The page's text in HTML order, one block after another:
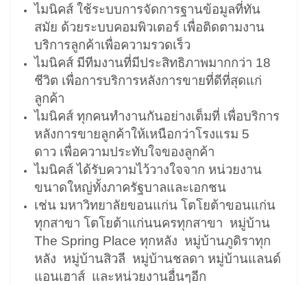
ไมนิคส์ ใช้ระบบการจัดการฐานข้อมูลที่ทัน
สมัย ด้วยระบบคอมพิวเตอร์ เพื่อติดตามงาน
บริการลูกค้าเพื่อความรวดเร็ว
ไมนิคส์ มีทีมงานที่มีประสิทธิภาพมากกว่า 18
ชีวิต เพื่อการบริการหลังการขายที่ดีที่สุดแก่
ลูกค้า
ไมนิคส์ ทุกคนทำงานกันอย่างเต็มที่ เพื่อบริการ
หลังการขายลูกค้าให้เหนือกว่าโรงแรม 5
ดาว เพื่อความประทับใจของลูกค้า
ไมนิคส์ ได้รับความไว้วางใจจาก หน่วยงาน
ขนาดใหญ่ทั้งภาครัฐบาลและเอกชน
เช่น มหาวิทยาลัยขอนแก่น โตโยต้าขอนแก่น
ทุกสาขา โตโยต้าแก่นนครทุกสาขา หมู่บ้าน
The Spring Place ทุกหลัง หมู่บ้านภูดิราทุก
หลัง หมู่บ้านสิวลี หมู่บ้านชลดา หมู่บ้านแลนด์
แอนเฮาส์ และหน่วยงานอื่นๆอีก